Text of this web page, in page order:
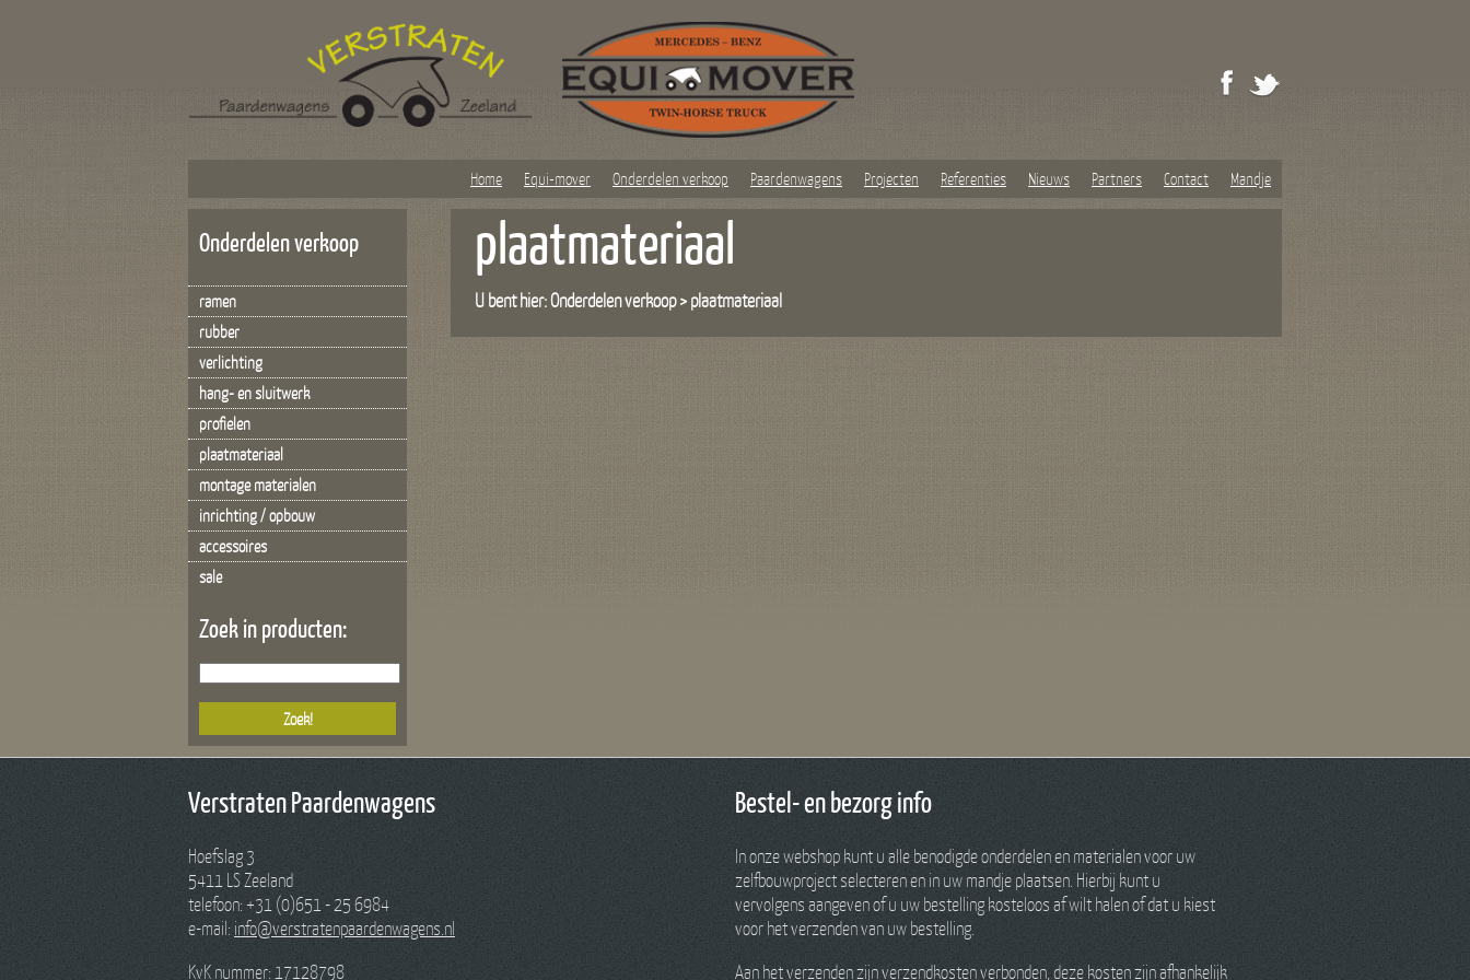
Home Equi-mover Onderdelen verkoop Paardenwagens Projecten Referenties Nieuws Partners Contact Mandje
Onderdelen verkoop
ramen
rubber
verlichting
hang- en sluitwerk
profielen
plaatmateriaal
montage materialen
inrichting / opbouw
accessoires
sale
Zoek in producten:
plaatmateriaal
U bent hier:Onderdelen verkoop>plaatmateriaal
Verstraten Paardenwagens
Hoefslag 3
5411 LS Zeeland
telefoon: +31 (0)651 - 25 6984
e-mail: info@verstratenpaardenwagens.nl
KvK nummer: 17128798
Bestel- en bezorg info
In onze webshop kunt u alle benodigde onderdelen en materialen voor uw
zelfbouwproject selecteren en in uw mandje plaatsen. Hierbij kunt u
vervolgens aangeven of u uw bestelling kosteloos af wilt halen of dat u kiest
voor het verzenden van uw bestelling.
Aan het verzenden zijn verzendkosten verbonden, deze kosten zijn afhankelijk